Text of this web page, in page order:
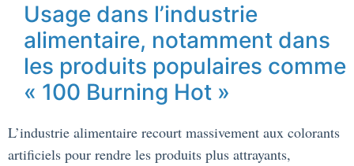
Usage dans l’industrie
alimentaire, notamment dans
les produits populaires comme
« 100 Burning Hot »
L’industrie alimentaire recourt massivement aux colorants
artificiels pour rendre les produits plus attrayants,